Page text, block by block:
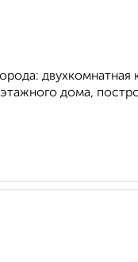
двухкомнатная
дома,